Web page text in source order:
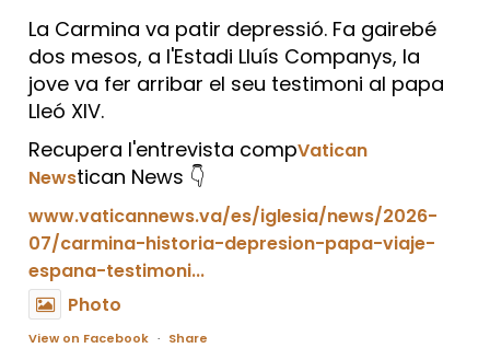
La Carmina va patir depressió. Fa gairebé
dos mesos, a l'Estadi Lluís Companys, la
jove va fer arribar el seu testimoni al papa
Lleó XIV.
Recupera l'entrevista compVatican
Newstican News 👇
www.vaticannews.va/es/iglesia/news/2026-
07/carmina-historia-depresion-papa-viaje-
espana-testimoni...
Photo
View on Facebook · Share